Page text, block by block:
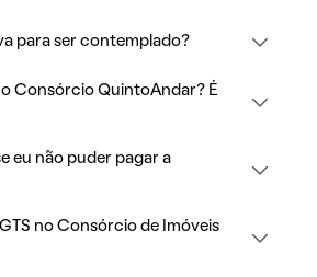
para ser contemplado?
Consórcio QuintoAndar? É
eu não puder pagar a
no Consórcio de Imóveis